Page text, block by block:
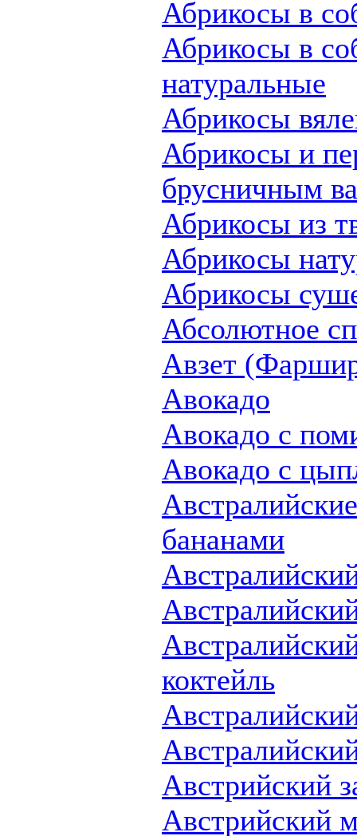
Абрикосы в
Абрикосы в
натуральные
Абрикосы
Абрикосы и
брусничным
Абрикосы из
Абрикосы
Абрикосы
Абсолютное
Авзет
Авокадо
Авокадо с
Авокадо с
бананами
коктейль
Австрийский
Австрийский